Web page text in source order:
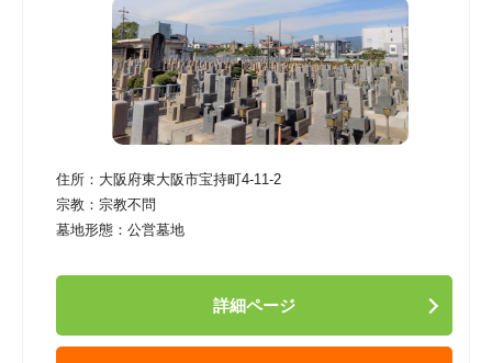
住所： 大阪府東大阪市宝持町4-11-2
宗教： 宗教不問
墓地形態： 公営墓地
詳細ページ